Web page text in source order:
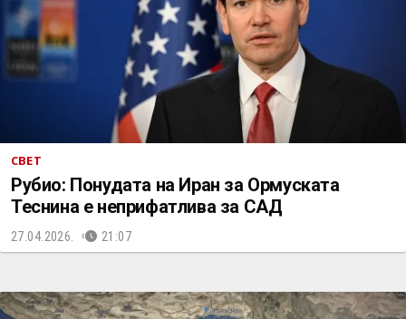
СВЕТ
Рубио: Понудата на Иран за Ормуската
Теснина е неприфатлива за САД
27.04.2026. 21:07